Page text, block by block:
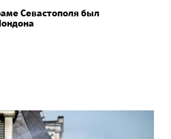
Севастополя был